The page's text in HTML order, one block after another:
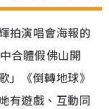
拍演唱會海報的
合體假佛山開
」《倒轉地球》
有遊戲、互動同